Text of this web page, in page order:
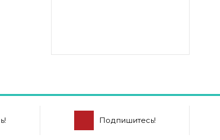
Подпишитесь!